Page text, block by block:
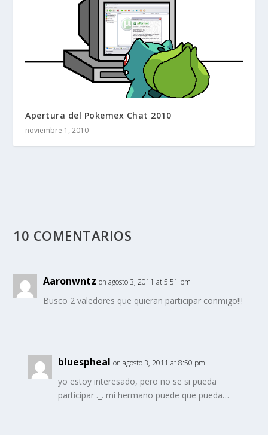
Apertura del Pokemex Chat 2010
noviembre 1, 2010
10 COMENTARIOS
Aaronwntz on agosto 3, 2011 at 5:51 pm
Busco 2 valedores que quieran participar conmigo!!!
bluespheal on agosto 3, 2011 at 8:50 pm
yo estoy interesado, pero no se si pueda
participar ._. mi hermano puede que pueda…